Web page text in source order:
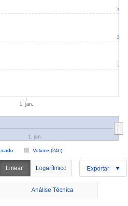
1. jan.
Volume (24h)
1. jan.
1
2
3
Linear Logarítmico Exportar
Análise Técnica